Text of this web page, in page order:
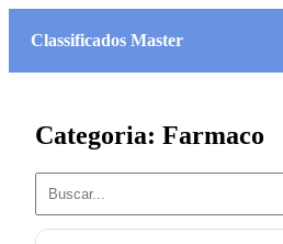
Classificados Master
Categoria: Farmaco